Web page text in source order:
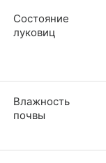
Состояние
луковиц
Влажность
почвы